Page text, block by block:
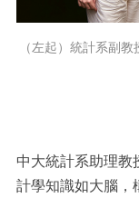
（左起）統計系副
中大統計系助理
計學知識如大腦，